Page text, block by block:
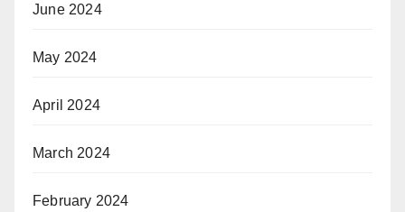
June 2024
May 2024
April 2024
March 2024
February 2024